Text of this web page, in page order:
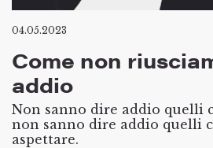
04.05.2023
Come non
addio
Non sanno dire addio quelli
non sanno dire addio quelli
aspettare.